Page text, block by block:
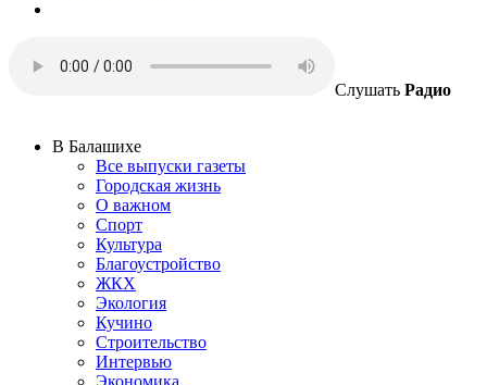
Слушать Радио
В Балашихе
Все выпуски газеты
Городская жизнь
О важном
Спорт
Культура
Благоустройство
ЖКХ
Экология
Кучино
Строительство
Интервью
Экономика